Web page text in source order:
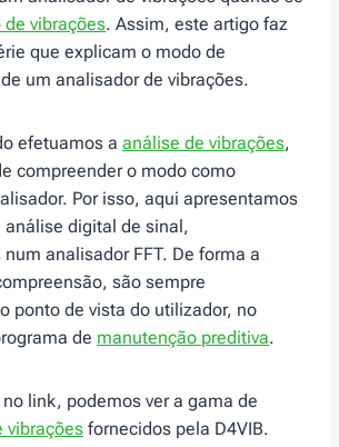
de vibrações. Assim, este artigo faz
que explicam o modo de
um analisador de vibrações.
efetuamos a análise de vibrações,
compreender o modo como
Por isso, aqui apresentamos
digital de sinal,
analisador FFT. De forma a
são sempre
ponto de vista do utilizador, no
de manutenção preditiva.
link, podemos ver a gama de
vibrações fornecidos pela D4VIB.